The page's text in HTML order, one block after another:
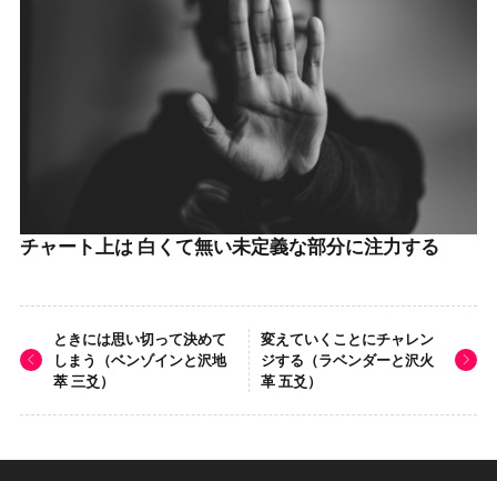
チャート上は 白くて無い未定義な部分に注力する
ときには思い切って決めて
しまう（ベンゾインと沢地
萃 三爻）
変えていくことにチャレン
ジする（ラベンダーと沢火
革 五爻）